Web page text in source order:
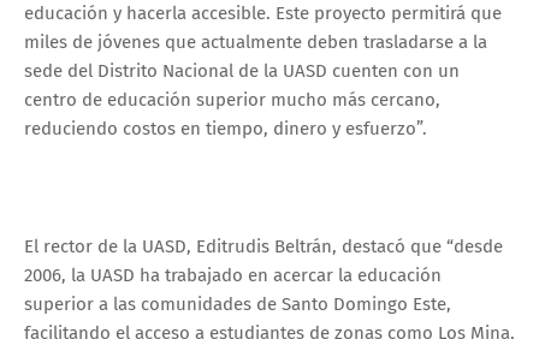
educación y hacerla accesible. Este proyecto permitirá que
miles de jóvenes que actualmente deben trasladarse a la
sede del Distrito Nacional de la UASD cuenten con un
centro de educación superior mucho más cercano,
reduciendo costos en tiempo, dinero y esfuerzo”.
El rector de la UASD, Editrudis Beltrán, destacó que “desde
2006, la UASD ha trabajado en acercar la educación
superior a las comunidades de Santo Domingo Este,
facilitando el acceso a estudiantes de zonas como Los Mina,